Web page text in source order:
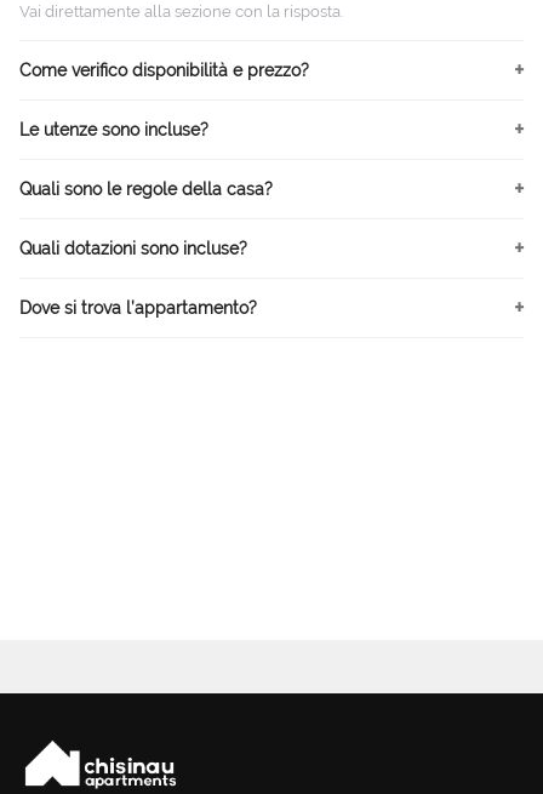
Vai direttamente alla sezione con la risposta.
Come verifico disponibilità e prezzo?
Le utenze sono incluse?
Quali sono le regole della casa?
Quali dotazioni sono incluse?
Dove si trova l’appartamento?